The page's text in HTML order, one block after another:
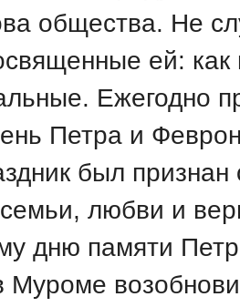
общества. Не
ей:
Ежегодно
Петра и
был
любви и
дню памяти
Муроме